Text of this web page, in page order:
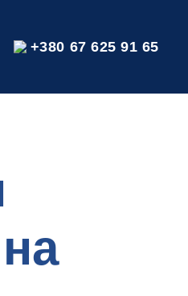
+380 67 625 91 65